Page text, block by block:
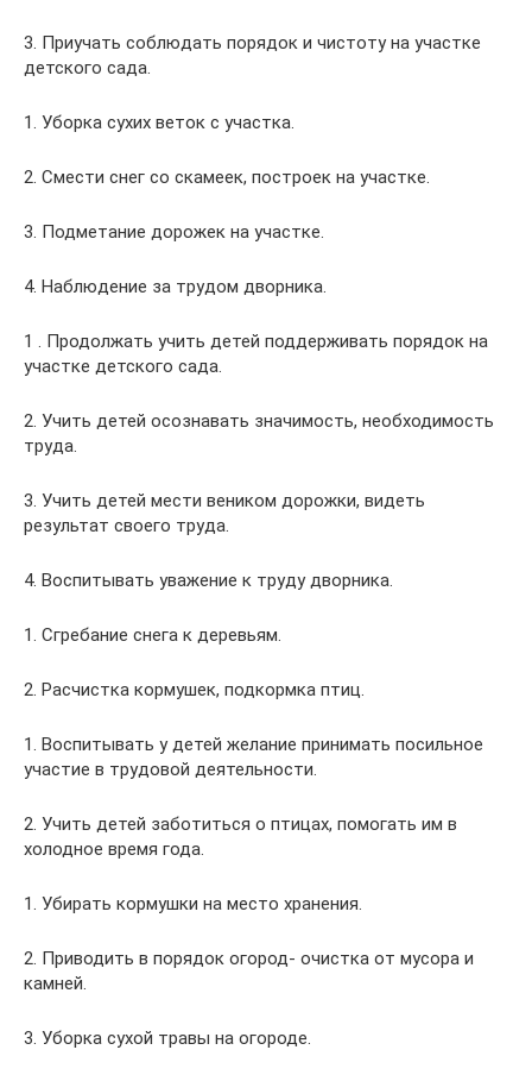
3. Приучать соблюдать порядок и чистоту на участке
детского сада.
1. Уборка сухих веток с участка.
2. Смести снег со скамеек, построек на участке.
3. Подметание дорожек на участке.
4. Наблюдение за трудом дворника.
1 . Продолжать учить детей поддерживать порядок на
участке детского сада.
2. Учить детей осознавать значимость, необходимость
труда.
3. Учить детей мести веником дорожки, видеть
результат своего труда.
4. Воспитывать уважение к труду дворника.
1. Сгребание снега к деревьям.
2. Расчистка кормушек, подкормка птиц.
1. Воспитывать у детей желание принимать посильное
участие в трудовой деятельности.
2. Учить детей заботиться о птицах, помогать им в
холодное время года.
1. Убирать кормушки на место хранения.
2. Приводить в порядок огород- очистка от мусора и
камней.
3. Уборка сухой травы на огороде.